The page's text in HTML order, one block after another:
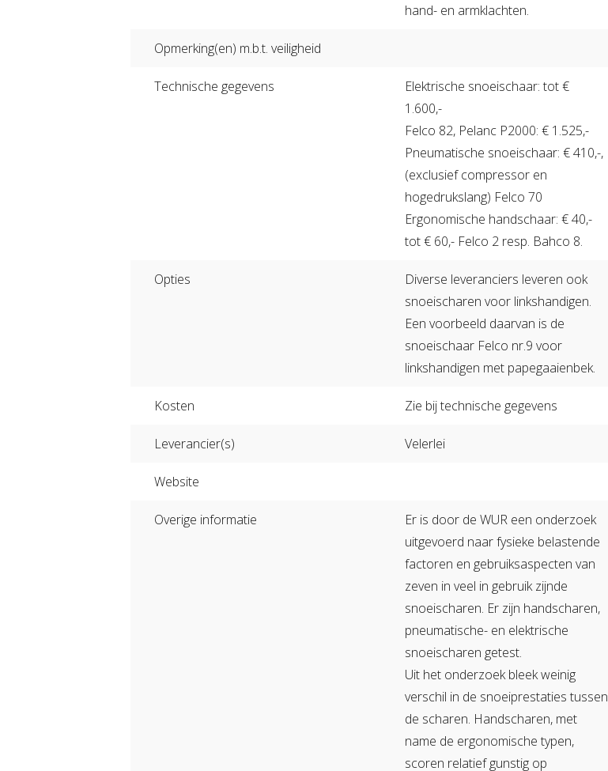
hand- en armklachten.
Opmerking(en) m.b.t. veiligheid
Technische gegevens
Elektrische snoeischaar: tot €
1.600,-
Felco 82, Pelanc P2000: € 1.525,-
Pneumatische snoeischaar: € 410,-,
(exclusief compressor en
hogedrukslang) Felco 70
Ergonomische handschaar: € 40,-
tot € 60,- Felco 2 resp. Bahco 8.
Opties
Diverse leveranciers leveren ook
snoeischaren voor linkshandigen.
Een voorbeeld daarvan is de
snoeischaar Felco nr.9 voor
linkshandigen met papegaaienbek.
Kosten Zie bij technische gegevens
Leverancier(s) Velerlei
Website
Overige informatie
Er is door de WUR een onderzoek
uitgevoerd naar fysieke belastende
factoren en gebruiksaspecten van
zeven in veel in gebruik zijnde
snoeischaren. Er zijn handscharen,
pneumatische- en elektrische
snoeischaren getest.
Uit het onderzoek bleek weinig
verschil in de snoeiprestaties tussen
de scharen. Handscharen, met
name de ergonomische typen,
scoren relatief gunstig op